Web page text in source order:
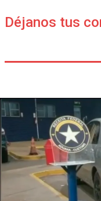
Déjanos tus